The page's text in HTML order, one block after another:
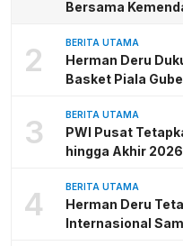
Bersama
2 BERITA UTAMA
Herman Deru
Basket Piala
3 BERITA UTAMA
PWI Pusat
hingga Akhir 2026
4 BERITA UTAMA
Herman Deru
Internasional